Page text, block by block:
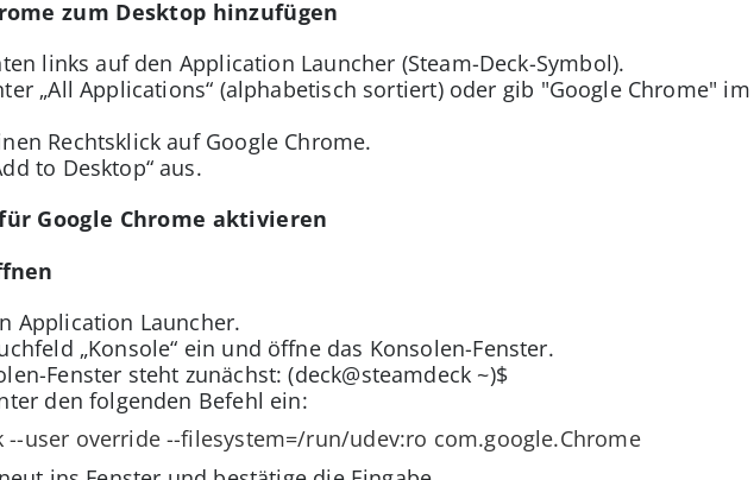
zum Desktop hinzufügen
links auf den Application Launcher (Steam-Deck-Symbol).
„All Applications“ (alphabetisch sortiert) oder gib "Google Chrome"
Rechtsklick auf Google Chrome.
to Desktop“ aus.
Google Chrome aktivieren
Application Launcher.
„Konsole“ ein und öffne das Konsolen-Fenster.
Fenster steht zunächst: (deck@steamdeck ~)$
den folgenden Befehl ein:
--user override --filesystem=/run/udev:ro com.google.Chrome